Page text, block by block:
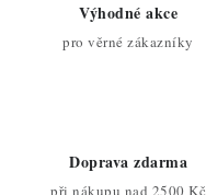
Výhodné akce
pro věrné zákazníky
Doprava zdarma
při nákupu nad 2500 Kč